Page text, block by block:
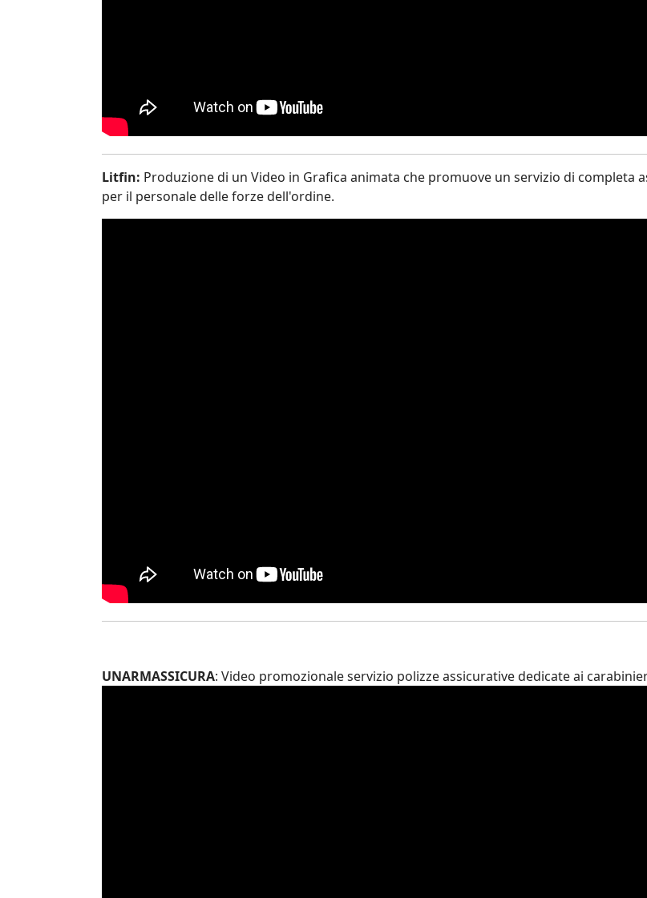
Litfin: Produzione di un Video in Grafica animata che promuove un servizio di completa
per il personale delle forze dell'ordine.
UNARMASSICURA: Video promozionale servizio polizze assicurative dedicate ai